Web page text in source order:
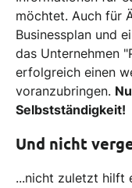
möchtet. Auch für
Businessplan und
das Unternehmen
erfolgreich einen
voranzubringen.
Selbstständigkeit!
Und nicht
...nicht zuletzt hilft